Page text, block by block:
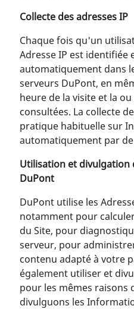
Collecte des adresses IP
Chaque fois qu'un
Adresse IP est identifiée
automatiquement dans
serveurs DuPont, en
heure de la visite et la
consultées. La collecte
pratique habituelle sur
automatiquement par
Utilisation et divulgation
DuPont
DuPont utilise les
notamment pour
du Site, pour
serveur, pour
contenu adapté à votre
également utiliser et
pour les mêmes raisons
divulguons les